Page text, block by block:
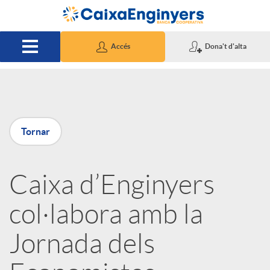
Salta al contingut principal
Accés Dona't d'alta
P
u
b
l
Tornar
Caixa d’Enginyers
col·labora amb la
Jornada dels